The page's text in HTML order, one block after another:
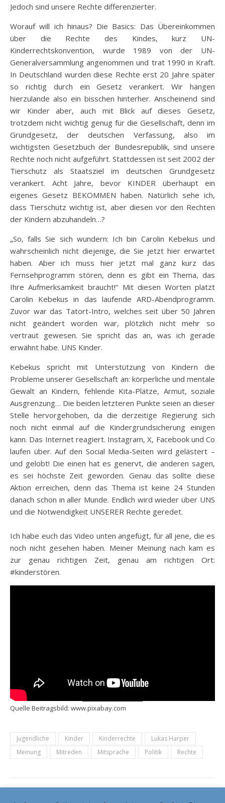
Jedoch sind unsere Rechte differenzierter.
Worauf will ich hinaus? Die Basics: Das Übereinkommen
über die Rechte des Kindes, kurz UN-
Kinderrechtskonvention, wurde 1989 von der UN-
Generalversammlung angenommen und trat 1990 in Kraft.
In Deutschland wurden diese Rechte erst 20 Jahre später
so richtig durch ein Gesetz verankert. Wir hängen
hierzulande also ein bisschen hinterher. Anscheinend sind
wir Kinder aber, auch mit Blick auf dieses Gesetz,
trotzdem nicht wichtig genug für die Gesellschaft, denn im
Grundgesetz, der deutschen Verfassung, also im
wichtigsten Gesetzbuch der Bundesrepublik, sind unsere
Rechte noch nicht aufgeführt. Stattdessen ist seit 2002 der
Tierschutz als Staatsziel im deutschen Grundgesetz
verankert. Acht Jahre, bevor KINDER überhaupt ein
eigenes Gesetz BEKOMMEN haben. Natürlich sehe ich,
dass Tierschutz wichtig ist, aber diesen vor den Rechten
der Kindern abzuhandeln…?
„So, falls Sie sich wundern: Ich bin Carolin Kebekus und
wahrscheinlich nicht diejenige, die Sie jetzt hier erwartet
haben. Aber ich muss hier jetzt mal ganz kurz das
Fernsehprogramm stören, denn es gibt ein Thema, das
Ihre Aufmerksamkeit braucht!“ Mit diesen Worten platzt
Carolin Kebekus in das laufende ARD-Abendprogramm.
Zuvor war das Tatort-Intro, welches seit über 50 Jahren
nicht geändert worden war, plötzlich nicht mehr so
vertraut gewesen. Sie spricht das an, was ich gerade
erwähnt habe. UNS Kinder.
Kebekus spricht mit Unterstützung von Kindern die
Probleme unserer Gesellschaft an: körperliche und mentale
Gewalt an Kindern, fehlende Kita-Plätze, Armut, soziale
Ausgrenzung… Die beiden letzteren Punkte seien an dieser
Stelle hervorgehoben, da die derzeitige Regierung sich
noch nicht einmal auf die Kindergrundsicherung einigen
kann. Das Internet reagiert. Instagram, X, Facebook und Co
laufen über. Auf den Social Media-Seiten wird gelästert –
und gelobt! Die einen hat es genervt, die anderen sagen,
es sei höchste Zeit geworden. Genau das sollte diese
Aktion erreichen, denn das Thema ist keine 24 Stunden
danach schon in aller Munde. Endlich wird wieder über UNS
und die Notwendigkeit UNSERER Rechte geredet.
Ich habe euch das Video unten angefügt, für all jene, die es
noch nicht gesehen haben. Meiner Meinung nach kam es
zur genau richtigen Zeit, genau am richtigen Ort:
#kinderstören.
Quelle Beitragsbild: www.pixabay.com
Jugendliche Kinder Kinderrechte
Lukas Harper
Meinung
Mitreden Mitsprache Politik Rechte